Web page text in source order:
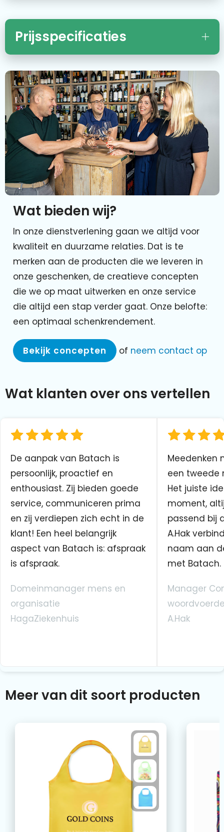
Prijsspecificaties
Wat bieden wij?
In onze dienstverlening gaan we altijd voor
kwaliteit en duurzame relaties. Dat is te
merken aan de producten die we leveren in
onze geschenken, de creatieve concepten
die we op maat uitwerken en onze service
die altijd een stap verder gaat. Onze belofte:
een optimaal schenkrendement.
Bekijk concepten of neem contact op
Wat klanten over ons vertellen
De aanpak van Batach is
persoonlijk, proactief en
enthousiast. Zij bieden goede
service, communiceren prima
en zij verdiepen zich echt in de
klant! Een heel belangrijk
aspect van Batach is: afspraak
is afspraak.
Domeinmanager mens en
organisatie
HagaZiekenhuis
Meedenken
een tweede
Het juiste
moment,
passend bij
A.Hak
naam aan
met Batach.
Manager
A.Hak
Meer van dit soort producten